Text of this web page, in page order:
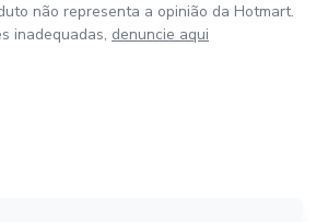
não representa a opinião da Hotmart.
inadequadas, denuncie aqui